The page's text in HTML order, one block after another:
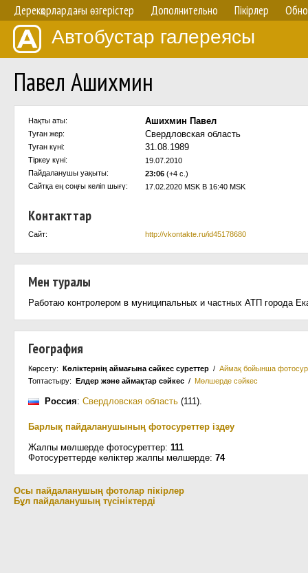
Дерекқорлардағы өзгерістер Дополнительно Пікірлер
Автобустар галереясы
Павел Ашихмин
Нақты аты: Ашихмин Павел
Туған жер: Свердловская область
Туған күні: 31.08.1989
Тіркеу күні:
19.07.2010
Пайдаланушы уақыты:
23:06 (+4 с.)
Сайтқа ең соңғы келіп шығү:
17.02.2020 MSK В 16:40 MSK
Контакттар
Сайт: http://vkontakte.ru/id45178680
Мен туралы
Работаю контролером в муниципальных и частных АТП города
География
Көрсету: Көліктернің аймағына сәйкес суреттер / Аймақ бойынша
Топтастыру: Елдер және аймақтар сәйкес / Мөлшерде сәйкес
Россия: Свердловская область (111).
Барлық пайдаланушының фотосуреттер іздеу
Жалпы мөлшерде фотосуреттер: 111
Фотосуреттерде көліктер жалпы мөлшерде: 74
Осы пайдаланушың фотолар пікірлер
Бұл пайдаланушың түсініктерді